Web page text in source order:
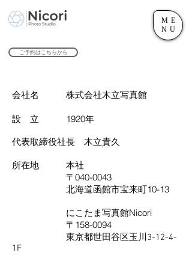
世田谷のフォトスタジオ「にこたま写真館 Nicori」｜二子玉川駅
​２０２４年で創業１０４周年を迎えます！
ご予約はこちらから
ME
NU
会社名 株式会社木立写真館
設 立 1920年
​代表取締役社長 木立貴久
所在地 本社
〒040-0043
北海道函館市宝来町10-13
にこたま写真館Nicori
〒158-0094
東京都世田谷区玉川3-12-4-
1F